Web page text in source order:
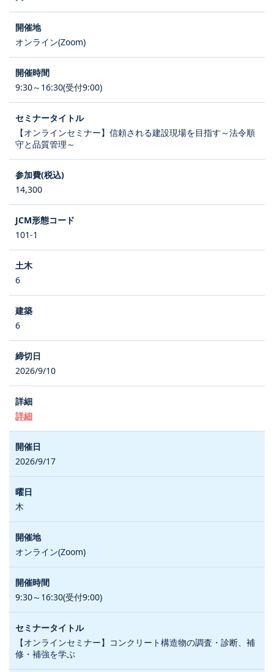
オンライン(Zoom)
9:30～16:30(受付9:00)
【オンラインセミナー】信頼される建設現場を目指す～法令順
守と品質管理～
14,300
101-1
6
6
2026/9/10
詳細
2026/9/17
木
オンライン(Zoom)
9:30～16:30(受付9:00)
【オンラインセミナー】コンクリート構造物の調査・診断、補
修・補強を学ぶ